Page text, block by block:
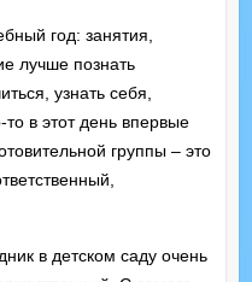
год: занятия,
лучше познать
узнать себя,
в этот день впервые
группы – это
в детском саду очень